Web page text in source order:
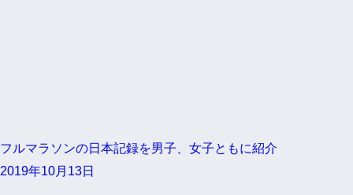
フルマラソンの日本記録を男子、女子ともに紹介
2019年10月13日